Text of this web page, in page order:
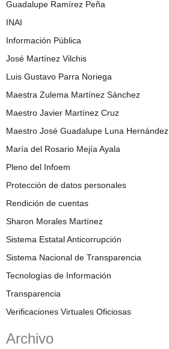
Guadalupe Ramírez Peña
INAI
Información Pública
José Martínez Vilchis
Luis Gustavo Parra Noriega
Maestra Zulema Martínez Sánchez
Maestro Javier Martínez Cruz
Maestro José Guadalupe Luna Hernández
María del Rosario Mejía Ayala
Pleno del Infoem
Protección de datos personales
Rendición de cuentas
Sharon Morales Martínez
Sistema Estatal Anticorrupción
Sistema Nacional de Transparencia
Tecnologías de Información
Transparencia
Verificaciones Virtuales Oficiosas
Archivo